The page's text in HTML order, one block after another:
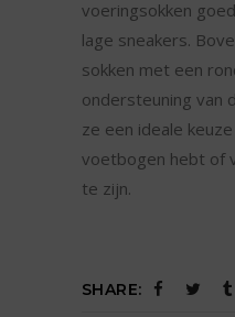
voeringsokken
lage sneakers.
sokken met een
ondersteuning van
ze een ideale
voetbogen hebt of
te zijn.
SHARE: